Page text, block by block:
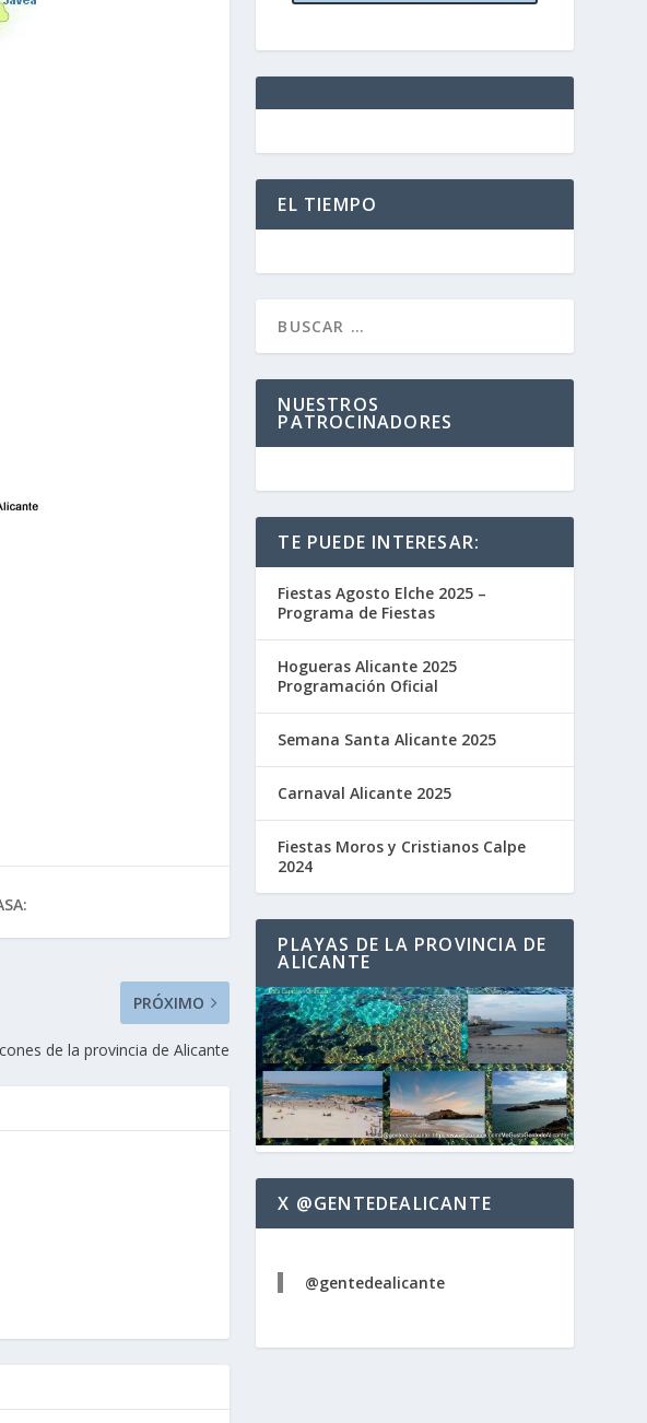
PRÓXIMO
de la provincia de Alicante
EL TIEMPO
NUESTROS
PATROCINADORES
TE PUEDE INTERESAR:
Fiestas Agosto Elche 2025 –
Programa de Fiestas
Hogueras Alicante 2025
Programación Oficial
Semana Santa Alicante 2025
Carnaval Alicante 2025
Fiestas Moros y Cristianos Calpe
2024
PLAYAS DE LA PROVINCIA DE
ALICANTE
X @GENTEDEALICANTE
@gentedealicante